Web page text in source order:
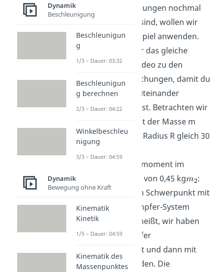
Differentialgleichungen nochmal
durchgegangen sind, wollen wir
diese auf ein Beispiel anwenden.
Dazu nehmen wir das gleiche
Beispiel wie im Video zu den
homogenen Gleichungen, damit du
die beiden gut miteinander
vergleichen kannst. Betrachten wir
also eine Rolle mit der Masse m
gleich 10kg, dem Radius R gleich 30
Massenträgheitsmoment im
von 0,45 kg
:
Diese Kugel ist im Schwerpunkt mit
einem Feder-Dämpfer-System
verbunden. Das heißt, wir haben
Feder und Dämpfer
parallelgeschaltet und dann mit
der Rolle verbunden. Die
Dynamik
Beschleunigung
Beschleunigun
g
1/3 – Dauer: 03:32
Beschleunigun
g berechnen
2/3 – Dauer: 04:22
Winkelbeschleu
nigung
3/3 – Dauer: 04:59
Dynamik
Bewegung ohne Kraft
Kinematik
Kinetik
1/5 – Dauer: 04:59
Kinematik des
Massenpunktes